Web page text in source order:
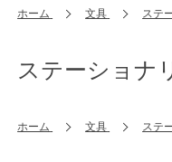
ホーム 文具 ステ
ステーショナ
ホーム 文具 ステ